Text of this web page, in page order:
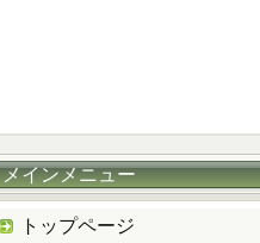
メインメニュー
トップページ